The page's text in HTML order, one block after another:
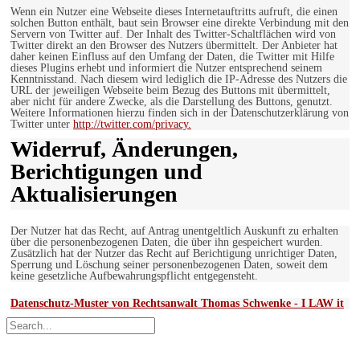
Wenn ein Nutzer eine Webseite dieses Internetauftritts aufruft, die einen
solchen Button enthält, baut sein Browser eine direkte Verbindung mit den
Servern von Twitter auf. Der Inhalt des Twitter-Schaltflächen wird von
Twitter direkt an den Browser des Nutzers übermittelt. Der Anbieter hat
daher keinen Einfluss auf den Umfang der Daten, die Twitter mit Hilfe
dieses Plugins erhebt und informiert die Nutzer entsprechend seinem
Kenntnisstand. Nach diesem wird lediglich die IP-Adresse des Nutzers die
URL der jeweiligen Webseite beim Bezug des Buttons mit übermittelt,
aber nicht für andere Zwecke, als die Darstellung des Buttons, genutzt.
Weitere Informationen hierzu finden sich in der Datenschutzerklärung von
Twitter unter http://twitter.com/privacy.
Widerruf, Änderungen,
Berichtigungen und
Aktualisierungen
Der Nutzer hat das Recht, auf Antrag unentgeltlich Auskunft zu erhalten
über die personenbezogenen Daten, die über ihn gespeichert wurden.
Zusätzlich hat der Nutzer das Recht auf Berichtigung unrichtiger Daten,
Sperrung und Löschung seiner personenbezogenen Daten, soweit dem
keine gesetzliche Aufbewahrungspflicht entgegensteht.
Datenschutz-Muster von Rechtsanwalt Thomas Schwenke - I LAW it